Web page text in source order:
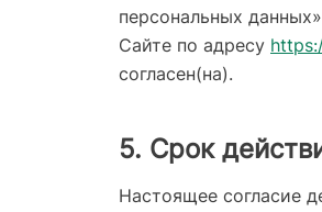
персональных
Сайте по адресу
согласен(на).
5. Срок
Настоящее согласие